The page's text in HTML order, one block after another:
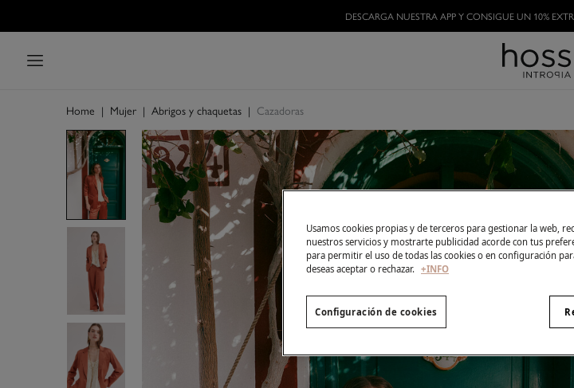
HAZTE HOSSLOVERY DISFRUTA
Home | Mujer | Abrigos y chaquetas | Cazadoras
Usamos cookies propias y de terceros para gestionar la web,
nuestros servicios y mostrarte publicidad acorde con tus
para permitir el uso de todas las cookies o en configuración
deseas aceptar o rechazar. +INFO
Configuración de cookies